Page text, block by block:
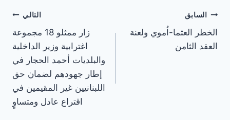
تصفّح
المقالات
السابق
الخطر العثما-اُموي ولعنة
العقد الثامن
التالي
زار ممثلو 18 مجموعة
اغترابية وزير الداخلية
والبلديات أحمد الحجار في
إطار جهودهم لضمان حق
اللبنانيين غير المقيمين في
اقتراع عادل ومتساوٍ